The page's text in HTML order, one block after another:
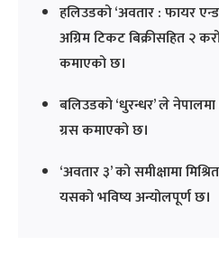
हलिउडको ‘अवतार : फायर
अग्रिम टिकट बिक्रीसहित २
कमाएको छ।
बलिउडको ‘धुरन्धर’ ले
ग्रस कमाएको छ।
‘अवतार ३’ को समीक्षामा
यसको भविष्य अन्योलपूर्ण छ।